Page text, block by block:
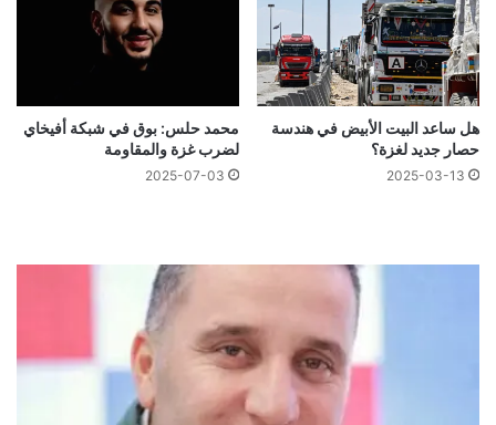
هل ساعد البيت الأبيض في هندسة
حصار جديد لغزة؟
2025-03-13
محمد حلس: بوق في شبكة أفيخاي
لضرب غزة والمقاومة
2025-07-03